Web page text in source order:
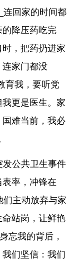
连回家的时间都
降压药吃完
，把药扔进家
连家门都没
育我，要听党
更是医生。家
国难当前，我必
公共卫生事件
率，冲锋在
们主动放弃与家
命站岗，让鲜艳
忘我的背后，
们坚信：我们